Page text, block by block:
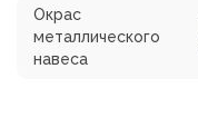
Окрас
металлического
навеса